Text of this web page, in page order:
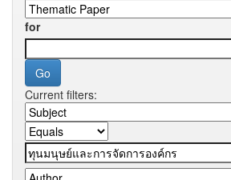
for
Current filters: